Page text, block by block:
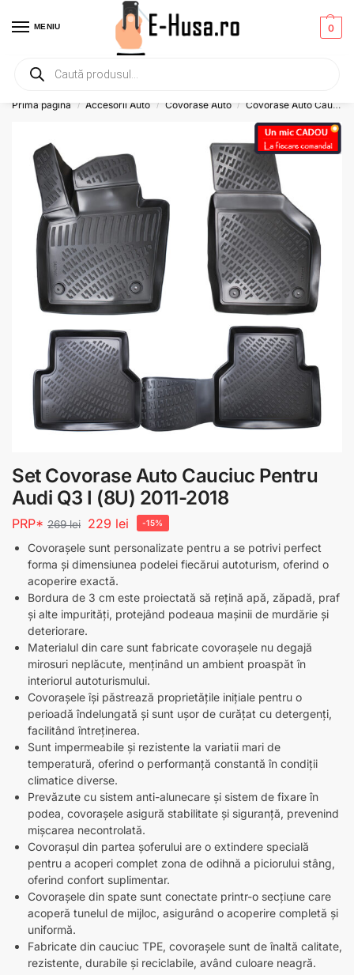
MENIU 0
Primesti un mic
Prima pagină / Accesorii Auto / Covorase Auto / Covorase Auto Cauciuc
Set Covorase Auto Cauciuc Pentru
Audi Q3 I (8U) 2011-2018
PRP* 269lei 229 lei -15%
Covorașele sunt personalizate pentru a se potrivi perfect
forma și dimensiunea podelei fiecărui autoturism, oferind o
acoperire exactă.
Bordura de 3 cm este proiectată să rețină apă, zăpadă, praf
și alte impurități, protejând podeaua mașinii de murdărie și
deteriorare.
Materialul din care sunt fabricate covorașele nu degajă
mirosuri neplăcute, menținând un ambient proaspăt în
interiorul autoturismului.
Covorașele își păstrează proprietățile inițiale pentru o
perioadă îndelungată și sunt ușor de curățat cu detergenți,
facilitând întreținerea.
Sunt impermeabile și rezistente la variatii mari de
temperatură, oferind o performanță constantă în condiții
climatice diverse.
Prevăzute cu sistem anti-alunecare și sistem de fixare în
podea, covorașele asigură stabilitate și siguranță, prevenind
mișcarea necontrolată.
Covorașul din partea șoferului are o extindere specială
pentru a acoperi complet zona de odihnă a piciorului stâng,
oferind confort suplimentar.
Covorașele din spate sunt conectate printr-o secțiune care
acoperă tunelul de mijloc, asigurând o acoperire completă și
uniformă.
Fabricate din cauciuc TPE, covorașele sunt de înaltă calitate,
rezistente, durabile și reciclabile, având culoare neagră.